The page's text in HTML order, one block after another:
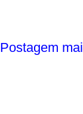
Postagem